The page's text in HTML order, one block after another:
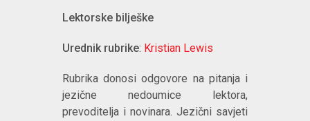
Lektorske bilješke
Urednik rubrike: Kristian Lewis
Rubrika donosi odgovore na pitanja i
jezične nedoumice lektora,
prevoditelja i novinara. Jezični savjeti